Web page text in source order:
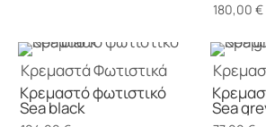
180,00 €
ΚρεμαστάΦωτιστικά
Κρεμαστό φωτιστικό
Sea black Sea